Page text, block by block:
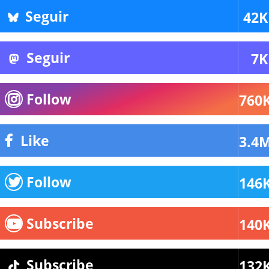
Seguir 42K
Seguir 7K
Follow
Like
Follow
Subscribe
Subscribe